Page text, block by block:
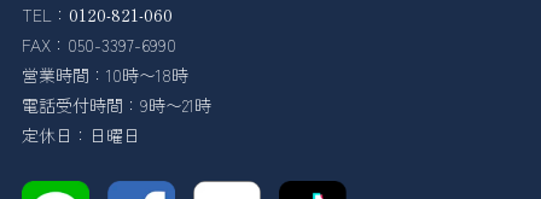
TEL： 0120-821-060
FAX：050-3397-6990
営業時間：10時〜18時
電話受付時間：9時〜21時
定休日：日曜日